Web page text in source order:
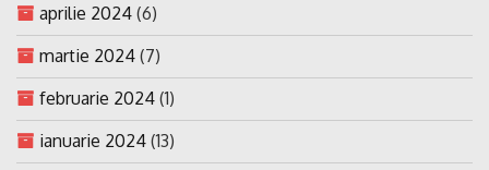
aprilie 2024 (6)
martie 2024 (7)
februarie 2024 (1)
ianuarie 2024 (13)